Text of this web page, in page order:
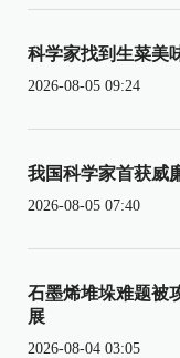
科学家找到生菜美
2026-08-05 09:24
我国科学家首获威
2026-08-05 07:40
石墨烯堆垛难题被
展
2026-08-04 03:05